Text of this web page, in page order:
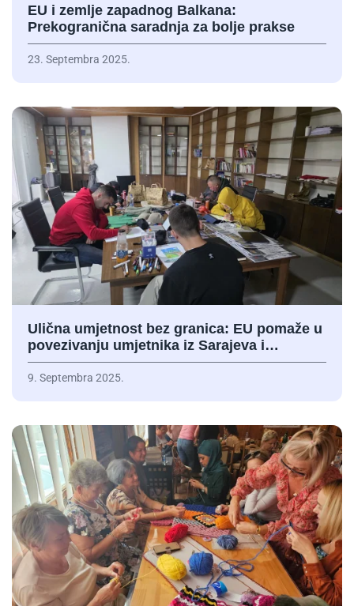
EU i zemlje zapadnog Balkana:
Prekogranična saradnja za bolje prakse
23. Septembra 2025.
Ulična umjetnost bez granica: EU pomaže u
povezivanju umjetnika iz Sarajeva i…
9. Septembra 2025.